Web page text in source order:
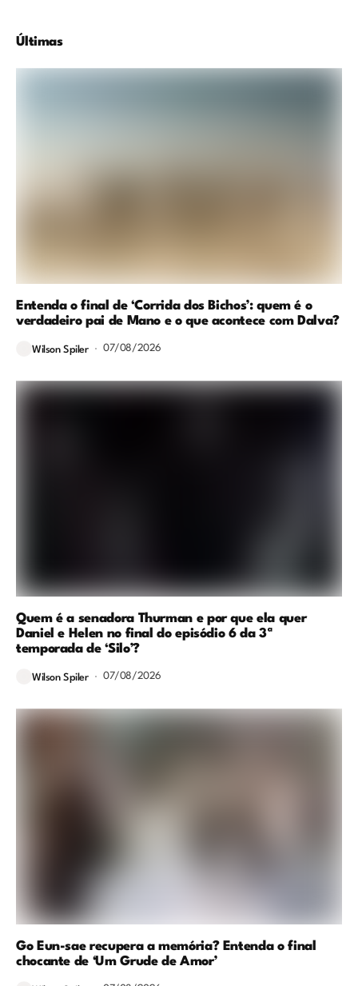
Últimas
Entenda o final de ‘Corrida dos Bichos’: quem é o
verdadeiro pai de Mano e o que acontece com Dalva?
Wilson Spiler 07/08/2026
Quem é a senadora Thurman e por que ela quer
Daniel e Helen no final do episódio 6 da 3ª
temporada de ‘Silo’?
Wilson Spiler 07/08/2026
Go Eun-sae recupera a memória? Entenda o final
chocante de ‘Um Grude de Amor’